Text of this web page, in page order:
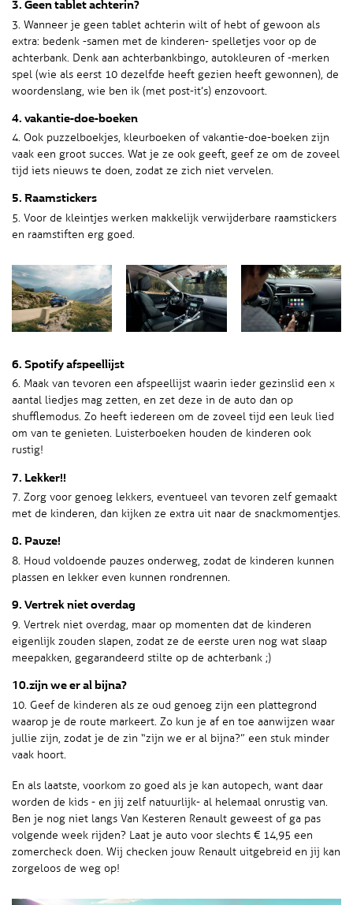
3. Geen tablet achterin?
3. Wanneer je geen tablet achterin wilt of hebt of gewoon als
extra: bedenk -samen met de kinderen- spelletjes voor op de
achterbank. Denk aan achterbankbingo, autokleuren of -merken
spel (wie als eerst 10 dezelfde heeft gezien heeft gewonnen), de
woordenslang, wie ben ik (met post-it’s) enzovoort.
4. vakantie-doe-boeken
4. Ook puzzelboekjes, kleurboeken of vakantie-doe-boeken zijn
vaak een groot succes. Wat je ze ook geeft, geef ze om de zoveel
tijd iets nieuws te doen, zodat ze zich niet vervelen.
5. Raamstickers
5. Voor de kleintjes werken makkelijk verwijderbare raamstickers
en raamstiften erg goed.
6. Spotify afspeellijst
6. Maak van tevoren een afspeellijst waarin ieder gezinslid een x
aantal liedjes mag zetten, en zet deze in de auto dan op
shufflemodus. Zo heeft iedereen om de zoveel tijd een leuk lied
om van te genieten. Luisterboeken houden de kinderen ook
rustig!
7. Lekker!!
7. Zorg voor genoeg lekkers, eventueel van tevoren zelf gemaakt
met de kinderen, dan kijken ze extra uit naar de snackmomentjes.
8. Pauze!
8. Houd voldoende pauzes onderweg, zodat de kinderen kunnen
plassen en lekker even kunnen rondrennen.
9. Vertrek niet overdag
9. Vertrek niet overdag, maar op momenten dat de kinderen
eigenlijk zouden slapen, zodat ze de eerste uren nog wat slaap
meepakken, gegarandeerd stilte op de achterbank ;)
10.zijn we er al bijna?
10. Geef de kinderen als ze oud genoeg zijn een plattegrond
waarop je de route markeert. Zo kun je af en toe aanwijzen waar
jullie zijn, zodat je de zin “zijn we er al bijna?” een stuk minder
vaak hoort.
En als laatste, voorkom zo goed als je kan autopech, want daar
worden de kids - en jij zelf natuurlijk- al helemaal onrustig van.
Ben je nog niet langs Van Kesteren Renault geweest of ga pas
volgende week rijden? Laat je auto voor slechts € 14,95 een
zomercheck doen. Wij checken jouw Renault uitgebreid en jij kan
zorgeloos de weg op!